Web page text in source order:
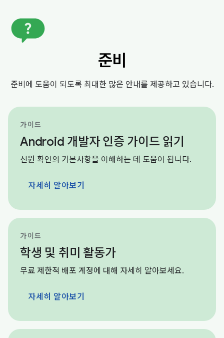
준비
준비에 도움이 되도록 최대한 많은 안내를 제공하고 있습니다.
가이드
Android 개발자 인증 가이드 읽기
신원 확인의 기본사항을 이해하는 데 도움이 됩니다.
자세히 알아보기
가이드
학생 및 취미 활동가
무료 제한적 배포 계정에 대해 자세히 알아보세요.
자세히 알아보기